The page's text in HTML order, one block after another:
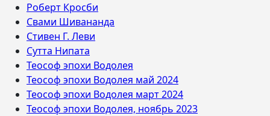
Роберт Кросби
Свами Шивананда
Стивен Г. Леви
Сутта Нипата
Теософ эпохи Водолея
Теософ эпохи Водолея май 2024
Теософ эпохи Водолея март 2024
Теософ эпохи Водолея, ноябрь 2023